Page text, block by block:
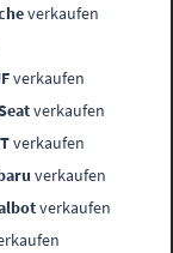
verkaufen
verkaufen
verkaufen
verkaufen
verkaufen
verkaufen